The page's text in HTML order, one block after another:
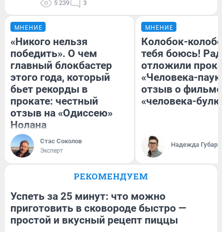
5 239 3
МНЕНИЕ
«Никого нельзя
победить». О чем
главный блокбастер
этого года, который
бьет рекорды в
прокате: честный
отзыв на «Одиссею»
Нолана
Стас Соколов
Эксперт
МНЕНИЕ
Колобок-
тебя боюсь!
отложили
«Человека-
отзыв о
«человека-
Надежда Губарь
РЕКОМЕНДУЕМ
Успеть за 25 минут: что можно
приготовить в сковороде быстро —
простой и вкусный рецепт пиццы